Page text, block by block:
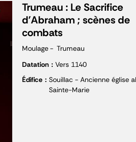
Trumeau : Le Sacrifice
d'Abraham ; scènes de
combats
Moulage
Trumeau
Datation
Vers 1140
Édifice
Souillac - Ancienne église
Sainte-Marie